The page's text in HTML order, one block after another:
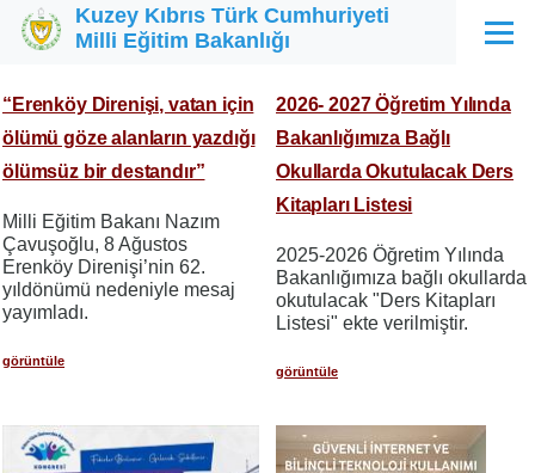
Ana içeriğe atla
Kuzey Kıbrıs Türk Cumhuriyeti
Milli Eğitim Bakanlığı
Menü
“Erenköy Direnişi, vatan için
ölümü göze alanların yazdığı
ölümsüz bir destandır”
Milli Eğitim Bakanı Nazım
Çavuşoğlu, 8 Ağustos
Erenköy Direnişi’nin 62.
yıldönümü nedeniyle mesaj
yayımladı.
görüntüle
2026- 2027 Öğretim Yılında
Bakanlığımıza Bağlı
Okullarda Okutulacak Ders
Kitapları Listesi
2025-2026 Öğretim Yılında
Bakanlığımıza bağlı okullarda
okutulacak "Ders Kitapları
Listesi" ekte verilmiştir.
görüntüle